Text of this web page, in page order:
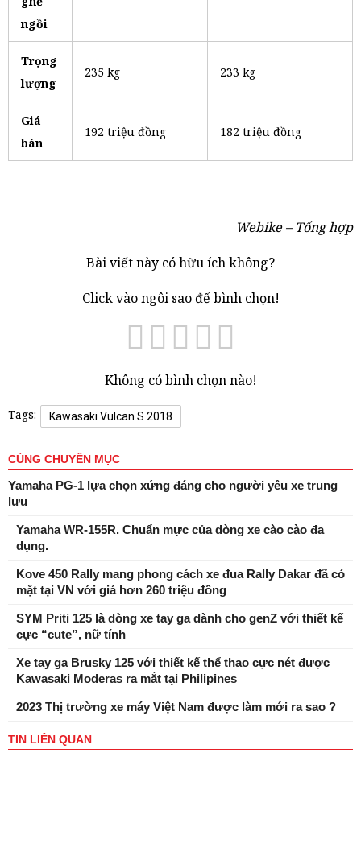
ngồi
Trọng
lượng
235 kg 233 kg
Giá
bán
192 triệu đồng 182 triệu đồng
Webike – Tổng hợp
Bài viết này có hữu ích không?
Click vào ngôi sao để bình chọn!
Không có bình chọn nào!
Tags: Kawasaki Vulcan S 2018
CÙNG CHUYÊN MỤC
Yamaha PG-1 lựa chọn xứng đáng cho người yêu xe trung
lưu
Yamaha WR-155R. Chuẩn mực của dòng xe cào cào đa
dụng.
Kove 450 Rally mang phong cách xe đua Rally Dakar đã có
mặt tại VN với giá hơn 260 triệu đồng
SYM Priti 125 là dòng xe tay ga dành cho genZ với thiết kế
cực “cute”, nữ tính
Xe tay ga Brusky 125 với thiết kế thể thao cực nét được
Kawasaki Moderas ra mắt tại Philipines
2023 Thị trường xe máy Việt Nam được làm mới ra sao ?
TIN LIÊN QUAN